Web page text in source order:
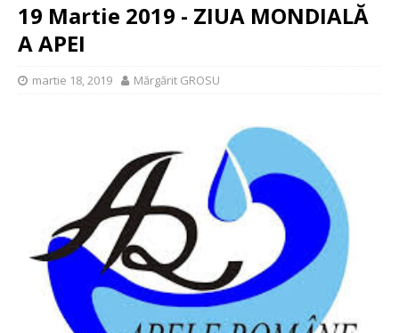
19 Martie 2019 - ZIUA MONDIALĂ
A APEI
martie 18, 2019 Mărgărit GROSU